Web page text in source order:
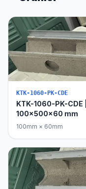
KTK-1060-PK-CDE
KTK-1060-PK-CDE
100x500x60 mm
100mm × 60mm